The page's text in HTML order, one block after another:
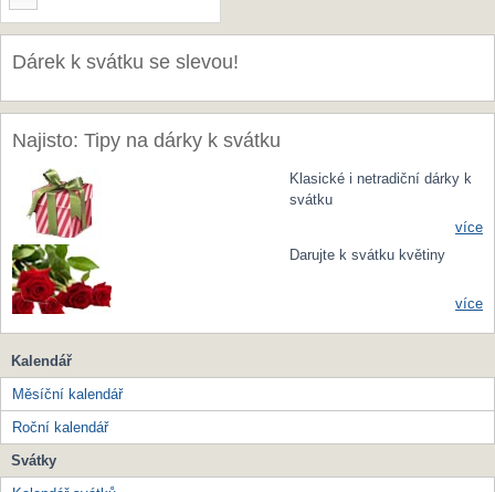
Dárek k svátku se slevou!
Najisto: Tipy na dárky k svátku
Klasické i netradiční dárky k
svátku
více
Darujte k svátku květiny
více
Kalendář
Měsíční kalendář
Roční kalendář
Svátky